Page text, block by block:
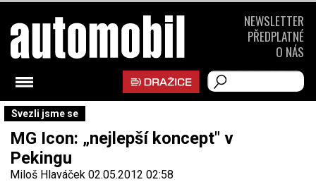
Svezli jsme se
MG Icon: „nejlepší koncept" v
Pekingu
Miloš Hlaváček 02.05.2012 02:58
NEWSLETTER
PŘEDPLATNÉ
O NÁS